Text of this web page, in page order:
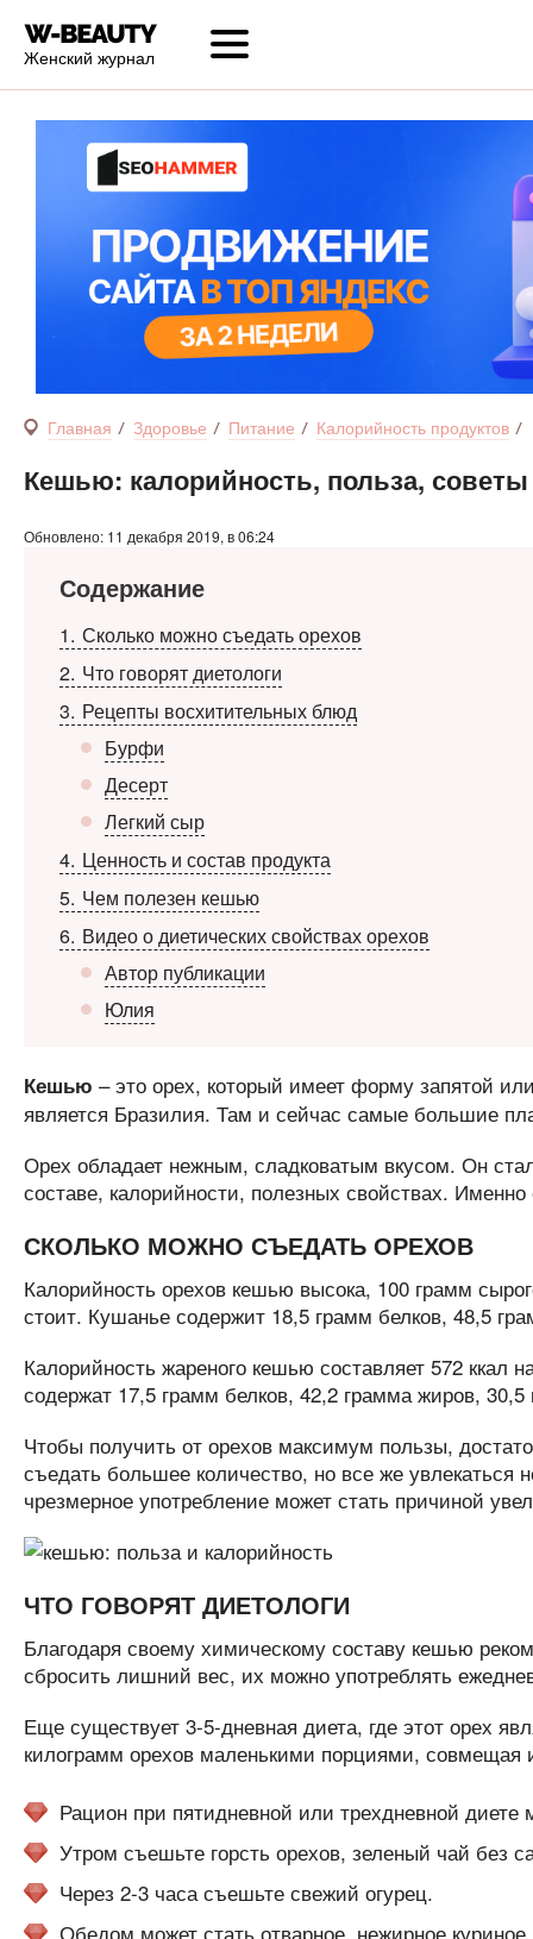
Женский журнал
Главная Здоровье Питание Калорийность продуктов
Кешью: калорийность, польза, советы
Обновлено: 11 декабря 2019, в 06:24
Содержание
1 Сколько можно съедать орехов
2 Что говорят диетологи
3 Рецепты восхитительных блюд
Бурфи
Десерт
Легкий сыр
4 Ценность и состав продукта
5 Чем полезен кешью
6 Видео о диетических свойствах орехов
Автор публикации
Юлия
Кешью – это орех, который имеет форму запятой
является Бразилия. Там и сейчас самые большие
Орех обладает нежным, сладковатым вкусом. Он
составе, калорийности, полезных свойствах.
СКОЛЬКО МОЖНО СЪЕДАТЬ ОРЕХОВ
Калорийность орехов кешью высока, 100 грамм
стоит. Кушанье содержит 18,5 грамм белков, 48,5
Калорийность жареного кешью составляет 572 ккал
содержат 17,5 грамм белков, 42,2 грамма жиров, 30,5
Чтобы получить от орехов максимум пользы,
съедать большее количество, но все же увлекаться
чрезмерное употребление может стать причиной
ЧТО ГОВОРЯТ ДИЕТОЛОГИ
Благодаря своему химическому составу кешью
сбросить лишний вес, их можно употреблять
Еще существует 3-5-дневная диета, где этот орех
килограмм орехов маленькими порциями,
Рацион при пятидневной или трехдневной диете
Утром съешьте горсть орехов, зеленый чай без
Через 2-3 часа съешьте свежий огурец.
Обедом может стать отварное, нежирное